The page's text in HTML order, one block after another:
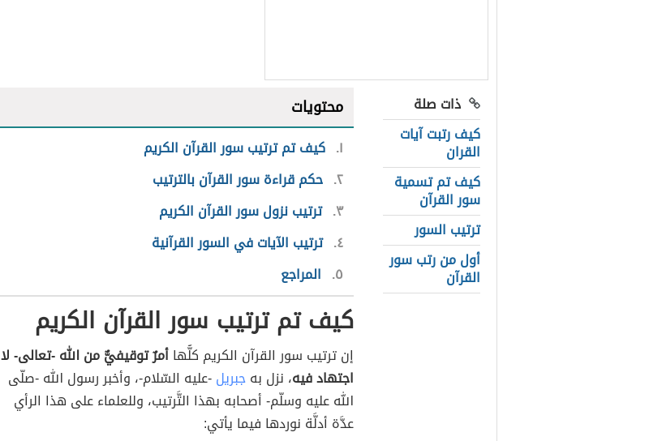
ذات صلة
كيف رتبت آيات
القران
كيف تم تسمية
سور القرآن
ترتيب السور
أول من رتب سور
القرآن
محتويات
١ كيف تم ترتيب سور القرآن الكريم
٢ حكم قراءة سور القرآن بالترتيب
٣ ترتيب نزول سور القرآن الكريم
٤ ترتيب الآيات في السور القرآنية
٥ المراجع
كيف تم ترتيب سور القرآن الكريم
إن ترتيب سور القرآن الكريم كلُّهاأمرٌ توقيفيٌّ من الله -تعالى- لا
اجتهاد فيه، نزل بهجبريل-عليه السّلام-، وأخبر رسول الله -صلّى
الله عليه وسلّم- أصحابه بهذا التَّرتيب، وللعلماء على هذا الرأي
عدَّة أدلَّة نوردها فيما يأتي: